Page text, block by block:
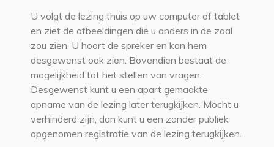
U volgt de lezing thuis op uw computer of tablet
en ziet de afbeeldingen die u anders in de zaal
zou zien. U hoort de spreker en kan hem
desgewenst ook zien. Bovendien bestaat de
mogelijkheid tot het stellen van vragen.
Desgewenst kunt u een apart gemaakte
opname van de lezing later terugkijken. Mocht u
verhinderd zijn, dan kunt u een zonder publiek
opgenomen registratie van de lezing terugkijken.